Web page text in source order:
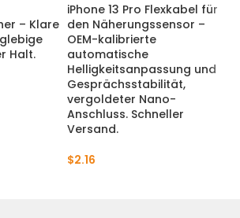
– Klare
Halt.
iPhone 13 Pro Flexkabel für
den Näherungssensor –
OEM-kalibrierte
automatische
Helligkeitsanpassung und
Gesprächsstabilität,
vergoldeter Nano-
Anschluss. Schneller
Versand.
$2.16